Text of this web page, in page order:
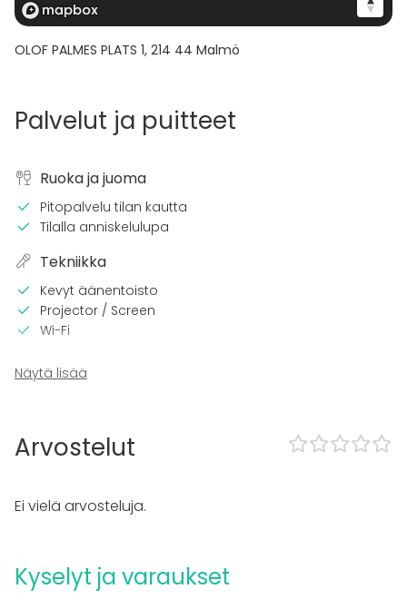
OLOF PALMES PLATS 1, 214 44 Malmö
Palvelut ja puitteet
Ruoka ja juoma
Pitopalvelu tilan kautta
Tilalla anniskelulupa
Tekniikka
Kevyt äänentoisto
Projector / Screen
Wi-Fi
Tilaan kuuluu
Tanssilattia
Can play own music
Can bring a band
Furniture
Astiasto
Näytä lisää
Arvostelut
Ei vielä arvosteluja.
Kyselyt ja varaukset